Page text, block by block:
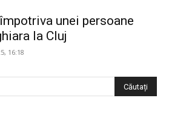
unei persoane
la Cluj
16:18